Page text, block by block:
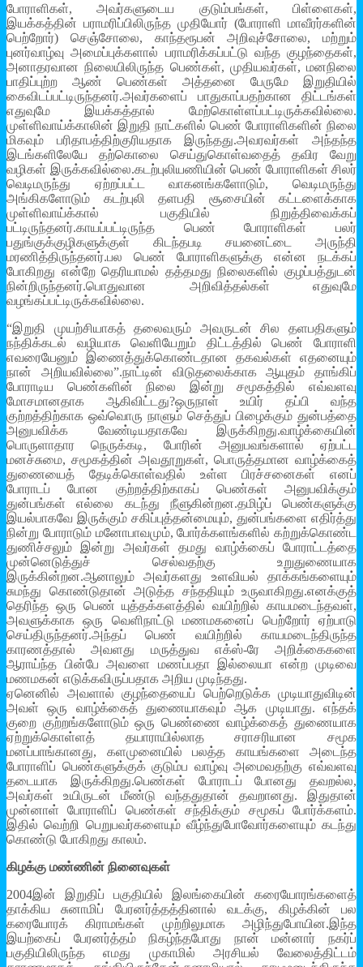
போராளிகள், அவர்களுடைய குடும்பங்கள், பிள்ளைகள்,
இயக்கத்தின் பராமரிப்பிலிருந்த முதியோர் (போராளி மாவீரர்களின்
பெற்றோர்) செஞ்சோலை, காந்தரூபன் அறிவுச்சோலை, மற்றும்
புனர்வாழ்வு அமைப்புக்களால் பராமரிக்கப்பட்டு வந்த குழந்தைகள்,
அனாதரவான நிலையிலிருந்த பெண்கள், முதியவர்கள், மனநிலை
பாதிப்புற்ற ஆண் பெண்கள் அத்தனை பேருமே இறுதியில்
கைவிடப்பட்டிருந்தனர்.அவர்களைப் பாதுகாப்பதற்கான திட்டங்கள்
எதுவுமே இயக்கத்தால் மேற்கொள்ளப்பட்டிருக்கவில்லை.
முள்ளிவாய்க்காலின் இறுதி நாட்களில் பெண் போராளிகளின் நிலை
மிகவும் பரிதாபத்திற்குரியதாக இருந்தது.அவரவர்கள் அந்தந்த
இடங்களிலேயே தற்கொலை செய்துகொள்வதைத் தவிர வேறு
வழிகள் இருக்கவில்லை.கடற்புலியணியின் பெண் போராளிகள் சிலர்
வெடிமருந்து ஏற்றப்பட்ட வாகனங்களோடும், வெடிமருந்து
அங்கிகளோடும் கடற்புலி தளபதி சூசையின் கட்டளைக்காக
முள்ளிவாய்க்கால் பகுதியில் நிறுத்திவைக்கப்
பட்டிருந்தனர்.காயப்பட்டிருந்த பெண் போராளிகள் பலர்
பதுங்குக்குழிகளுக்குள் கிடந்தபடி சயனைட்டை அருந்தி
மரணித்திருந்தனர்.பல பெண் போராளிகளுக்கு என்ன நடக்கப்
போகிறது என்றே தெரியாமல் தத்தமது நிலைகளில் குழப்பத்துடன்
நின்றிருந்தனர்.பொதுவான அறிவித்தல்கள் எதுவுமே
வழங்கப்பட்டிருக்கவில்லை.
“இறுதி முயற்சியாகத் தலைவரும் அவருடன் சில தளபதிகளும்
நந்திக்கடல் வழியாக வெளியேறும் திட்டத்தில் பெண் போராளி
எவரையேனும் இணைத்துக்கொண்டதான தகவல்கள் எதனையும்
நான் அறியவில்லை”.நாட்டின் விடுதலைக்காக ஆயுதம் தாங்கிப்
போராடிய பெண்களின் நிலை இன்று சமூகத்தில் எவ்வளவு
மோசமானதாக ஆகிவிட்டது?ஒருநாள் உயிர் தப்பி வந்த
குற்றத்திற்காக ஒவ்வொரு நாளும் செத்துப் பிழைக்கும் துன்பத்தை
அனுபவிக்க வேண்டியதாகவே இருக்கிறது.வாழ்க்கையின்
பொருளாதார நெருக்கடி, போரின் அனுபவங்களால் ஏற்பட்ட
மனச்சுமை, சமூகத்தின் அவதூறுகள், பொருத்தமான வாழ்க்கைத்
துணையைத் தேடிக்கொள்வதில் உள்ள பிரச்சனைகள் எனப்
போராடப் போன குற்றத்திற்காகப் பெண்கள் அனுபவிக்கும்
துன்பங்கள் எல்லை கடந்து நீளுகின்றன.தமிழ்ப் பெண்களுக்கு
இயல்பாகவே இருக்கும் சகிப்புத்தன்மையும், துன்பங்களை எதிர்த்து
நின்று போராடும் மனோபாவமும், போர்க்களங்களில் கற்றுக்கொண்ட
துணிச்சலும் இன்று அவர்கள் தமது வாழ்க்கைப் போராட்டத்தை
முன்னெடுத்துச் செல்வதற்கு உறுதுணையாக
இருக்கின்றன.ஆனாலும் அவர்களது உளவியல் தாக்கங்களையும்
சுமந்து கொண்டுதான் அடுத்த சந்ததியும் உருவாகிறது.எனக்குத்
தெரிந்த ஒரு பெண் யுத்தக்களத்தில் வயிற்றில் காயமடைந்தவள்,
அவளுக்காக ஒரு வெளிநாட்டு மணமகனைப் பெற்றோர் ஏற்பாடு
செய்திருந்தனர்.அந்தப் பெண் வயிற்றில் காயமடைந்திருந்த
காரணத்தால் அவளது மருத்துவ எக்ஸ்-ரே அறிக்கைகளை
ஆராய்ந்த பின்பே அவளை மணப்பதா இல்லையா என்ற முடிவை
மணமகன் எடுக்கவிருப்பதாக அறிய முடிந்தது.
ஏனெனில் அவளால் குழந்தையைப் பெற்றெடுக்க முடியாதுவிடின்
அவள் ஒரு வாழ்க்கைத் துணையாகவும் ஆக முடியாது. எந்தக்
குறை குற்றங்களோடும் ஒரு பெண்ணை வாழ்க்கைத் துணையாக
ஏற்றுக்கொள்ளத் தயாராயில்லாத சராசரியான சமூக
மனப்பாங்கானது, களமுனையில் பலத்த காயங்களை அடைந்த
போராளிப் பெண்களுக்குக் குடும்ப வாழ்வு அமைவதற்கு எவ்வளவு
தடையாக இருக்கிறது.பெண்கள் போராடப் போனது தவறல்ல,
அவர்கள் உயிருடன் மீண்டு வந்ததுதான் தவறானது. இதுதான்
முன்னாள் போராளிப் பெண்கள் சந்திக்கும் சமூகப் போர்க்களம்.
இதில் வெற்றி பெறுபவர்களையும் வீழ்ந்துபோவோர்களையும் கடந்து
கொண்டு போகிறது காலம்.
கிழக்கு மண்ணின் நினைவுகள்
2004இன் இறுதிப் பகுதியில் இலங்கையின் கரையோரங்களைத்
தாக்கிய சுனாமிப் பேரனர்த்தத்தினால் வடக்கு, கிழக்கின் பல
கரையோரக் கிராமங்கள் முற்றிலுமாக அழிந்துபோயின.இந்த
இயற்கைப் பேரனர்த்தம் நிகழ்ந்தபோது நான் மன்னார் நகர்ப்
பகுதியிலிருந்த எமது முகாமில் அரசியல் வேலைத்திட்டம்